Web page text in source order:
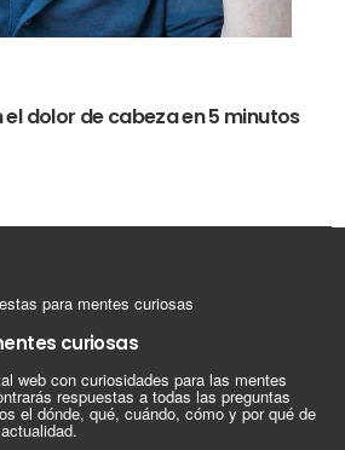
dolor de cabeza en 5 minutos
curiosas
web con curiosidades para las mentes
respuestas a todas las preguntas
el dónde, qué, cuándo, cómo y por qué de